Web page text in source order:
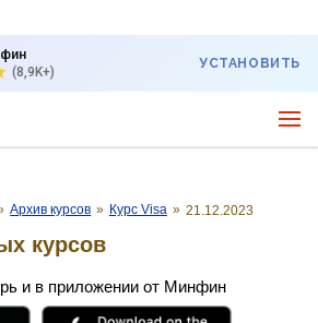
(8,9K+)
УСТАНОВИТЬ
Архив курсов » Курс Visa » 21.12.2023
курсов
и в приложении от Минфин